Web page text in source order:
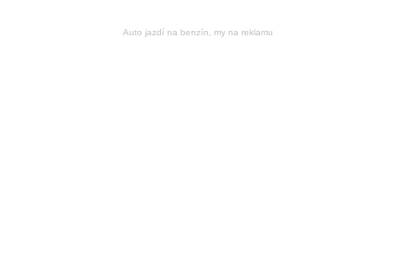
Auto jazdí na benzín, my na reklamu